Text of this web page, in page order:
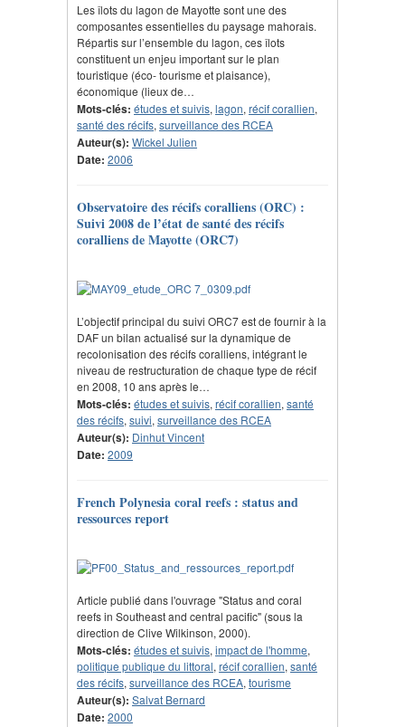
Les îlots du lagon de Mayotte sont une des
composantes essentielles du paysage mahorais.
Répartis sur l’ensemble du lagon, ces îlots
constituent un enjeu important sur le plan
touristique (éco- tourisme et plaisance),
économique (lieux de…
Mots-clés: études et suivis, lagon, récif corallien,
santé des récifs, surveillance des RCEA
Auteur(s): Wickel Julien
Date: 2006
Observatoire des récifs coralliens (ORC) :
Suivi 2008 de l’état de santé des récifs
coralliens de Mayotte (ORC7)
L’objectif principal du suivi ORC7 est de fournir à la
DAF un bilan actualisé sur la dynamique de
recolonisation des récifs coralliens, intégrant le
niveau de restructuration de chaque type de récif
en 2008, 10 ans après le…
Mots-clés: études et suivis, récif corallien, santé
des récifs, suivi, surveillance des RCEA
Auteur(s): Dinhut Vincent
Date: 2009
French Polynesia coral reefs : status and
ressources report
Article publié dans l'ouvrage "Status and coral
reefs in Southeast and central pacific" (sous la
direction de Clive Wilkinson, 2000).
Mots-clés: études et suivis, impact de l'homme,
politique publique du littoral, récif corallien, santé
des récifs, surveillance des RCEA, tourisme
Auteur(s): Salvat Bernard
Date: 2000